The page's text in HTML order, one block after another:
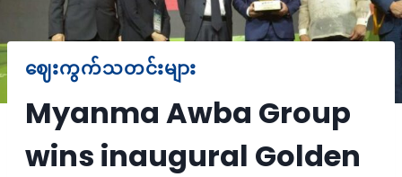
ဈေးကွက်သတင်းများ
Myanma Awba Group
wins inaugural Golden